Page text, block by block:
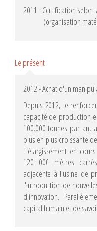
2011 - Certification selon
(organisation
Le présent
2012 - Achat d'un
Depuis 2012, le
capacité de production
100.000 tonnes par an,
plus en plus croissante
L'élargissement en
120 000 mètres
adjacente à l'usine de
l'introduction de
d'innovation.
capital humain et de